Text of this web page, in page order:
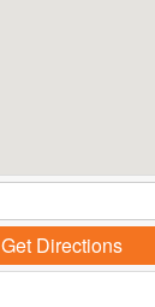
Get Directions